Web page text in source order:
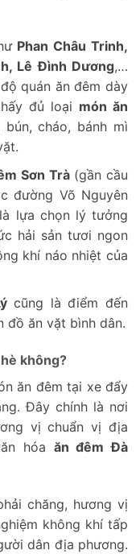
Phan Châu Trinh,
Lê Đình Dương,…
quán ăn đêm dày
đủ loại món ăn
cháo, bánh mì
Sơn Trà(gần cầu
đường Võ Nguyên
lựa chọn lý tưởng
hải sản tươi ngon
khí náo nhiệt của
cũng là điểm đến
đồ ăn vặt bình dân.
không?
ăn đêm tại xe đẩy
Đây chính là nơi
vị chuẩn vị địa
hóa ăn đêm Đà
chăng, hương vị
không khí tấp
dân địa phương.